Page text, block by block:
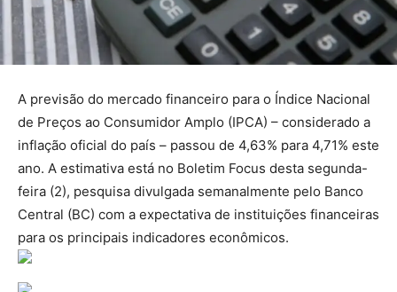
A previsão do mercado financeiro para o Índice Nacional
de Preços ao Consumidor Amplo (IPCA) – considerado a
inflação oficial do país – passou de 4,63% para 4,71% este
ano. A estimativa está no Boletim Focus desta segunda-
feira (2), pesquisa divulgada semanalmente pelo Banco
Central (BC) com a expectativa de instituições financeiras
para os principais indicadores econômicos.